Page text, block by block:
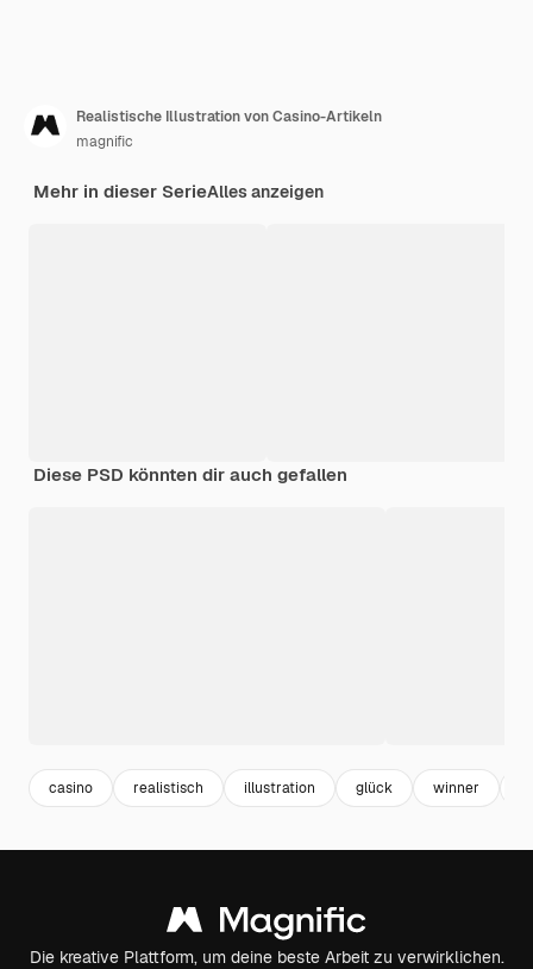
Realistische Illustration von Casino-Artikeln
magnific
Mehr in dieser SerieAlles anzeigen
Diese PSD könnten dir auch gefallen
casino realistisch illustration glück winner
Die kreative Plattform, um deine beste Arbeit zu verwirklichen.